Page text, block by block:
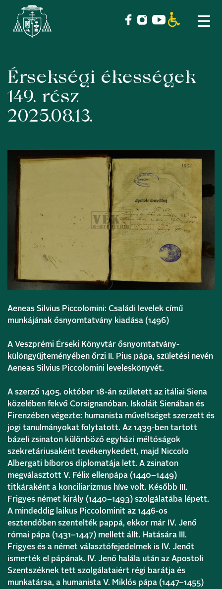
Skip
content
Érsekségi ékességek
149. rész
2025.08.13.
Aeneas Silvius Piccolomini: Családi levelek című
munkájának ősnyomtatvány kiadása (1496)
A Veszprémi Érseki Könyvtár ősnyomtatvány-
különgyűjteményében őrzi II. Pius pápa, születési nevén
Aeneas Silvius Piccolomini leveleskönyvét.
A szerző 1405. október 18-án született az itáliai Siena
közelében fekvő Corsignanóban. Iskoláit Sienában és
Firenzében végezte: humanista műveltséget szerzett és
jogi tanulmányokat folytatott. Az 1439-ben tartott
bázeli zsinaton különböző egyházi méltóságok
szekretáriusaként tevékenykedett, majd Niccolo
Albergati bíboros diplomatája lett. A zsinaton
megválasztott V. Félix ellenpápa (1440–1449)
titkáraként a konciliarizmus híve volt. Később III.
Frigyes német király (1440–1493) szolgálatába lépett.
A mindeddig laikus Piccolominit az 1446-os
esztendőben szentelték pappá, ekkor már IV. Jenő
római pápa (1431–1447) mellett állt. Hatására III.
Frigyes és a német választófejedelmek is IV. Jenőt
ismerték el pápának. IV. Jenő halála után az Apostoli
Szentszéknek tett szolgálataiért régi barátja és
munkatársa, a humanista V. Miklós pápa (1447–1455)